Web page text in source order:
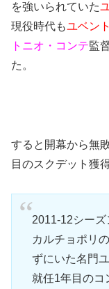
を強いられていた
現役時代もユベン
トニオ・コンテ監
た。
すると開幕から無
目のスクデット獲
2011-12シーズ
カルチョポリ
ずにいた名門
就任1年目のコ